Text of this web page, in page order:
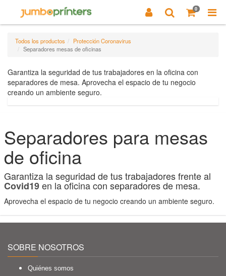
0
Todos los productos
Protección Coronavirus
Separadores mesas de oficinas
Garantiza la seguridad de tus trabajadores en la oficina con
separadores de mesa. Aprovecha el espacio de tu negocio
creando un ambiente seguro.
Separadores para mesas
de oficina
Garantiza la seguridad de tus trabajadores frente al
Covid19en la oficina con separadores de mesa.
Aprovecha el espacio de tu negocio creando un ambiente seguro.
SOBRE NOSOTROS
Quiénes somos